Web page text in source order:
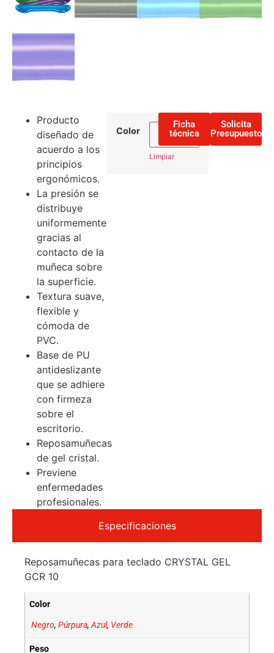
Producto
diseñado de
acuerdo a los
principios
ergonómicos.
La presión se
distribuye
uniformemente
gracias al
contacto de la
muñeca sobre
la superficie.
Textura suave,
flexible y
cómoda de
PVC.
Base de PU
antideslizante
que se adhiere
con firmeza
sobre el
escritorio.
Reposamuñecas
de gel cristal.
Previene
enfermedades
profesionales.
Color
Limpiar
Ficha
técnica
Solicita
Presupuesto
Especificaciones
Reposamuñecas para teclado CRYSTAL GEL
GCR 10
Color
Negro, Púrpura,Azul, Verde
Peso